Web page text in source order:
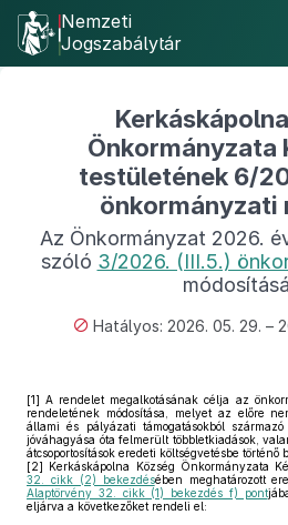
Nemzeti
Jogszabálytár
Önkormányzata
testületének 6/
önkormányzati
Az Önkormányzat 2026.
szóló 3/2026. (III.5.)
Hatályos: 2026. 05. 29. –
[1] A rendelet megalkotásának célja az
rendeletének módosítása, melyet az előre
állami és pályázati támogatásokból
jóváhagyása óta felmerült többletkiadások,
átcsoportosítások eredeti költségvetésbe történő
[2] Kerkáskápolna Község Önkormányzata
32. cikk (2) bekezdésében meghatározott
Alaptörvény 32. cikk (1) bekezdés f) pont
eljárva a következőket rendeli el: